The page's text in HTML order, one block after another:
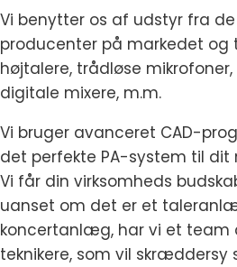
Vi benytter os af udstyr fra
producenter på markedet og
højtalere, trådløse
digitale mixere, m.m.
Vi bruger avanceret CAD-
det perfekte PA-system til
Vi får din virksomheds
uanset om det er et
koncertanlæg, har vi et team
teknikere, som vil skræddersy